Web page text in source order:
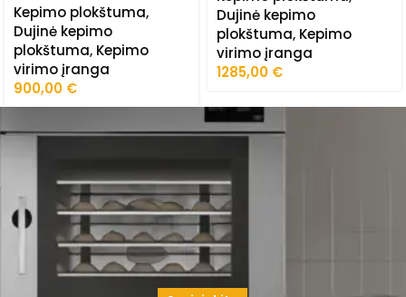
6IG010/K
Kepimo plokštuma,
Dujinė kepimo
plokštuma, Kepimo
virimo įranga
900,00 €
Dujinė kepimo
plokštuma, Kepimo
virimo įranga
1285,00 €